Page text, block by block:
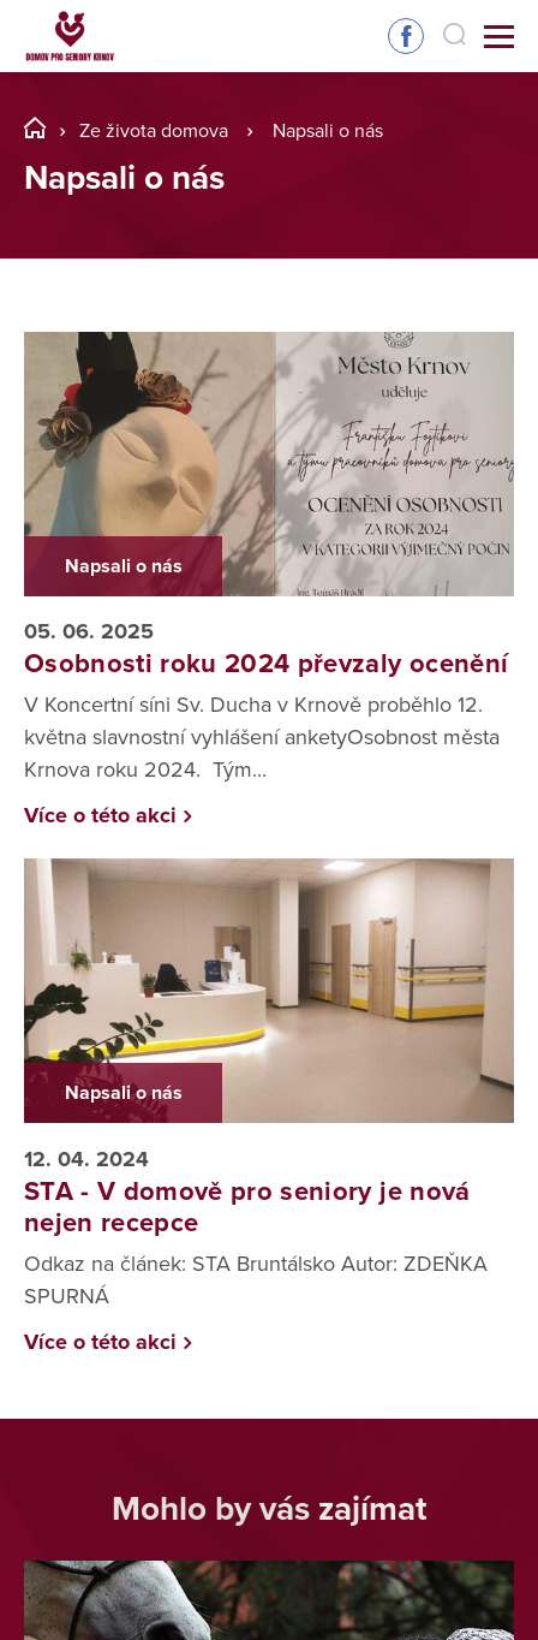
Ze života domova Napsali o nás
Napsali o nás
Napsali o nás
05. 06. 2025
Osobnosti roku 2024 převzaly ocenění
V Koncertní síni Sv. Ducha v Krnově proběhlo 12.
května slavnostní vyhlášení anketyOsobnost města
Krnova roku 2024. Tým...
Více o této akci
Napsali o nás
12. 04. 2024
STA - V domově pro seniory je nová
nejen recepce
Odkaz na článek: STA Bruntálsko Autor: ZDEŇKA
SPURNÁ
Více o této akci
Mohlo by vás zajímat